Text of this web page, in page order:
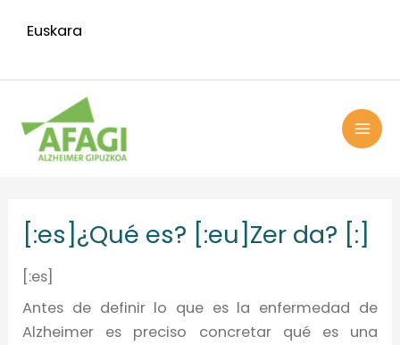
Euskara
[:es]¿Qué es? [:eu]Zer da? [:]
[:es]
Antes de definir lo que es la enfermedad de
Alzheimer es preciso concretar qué es una